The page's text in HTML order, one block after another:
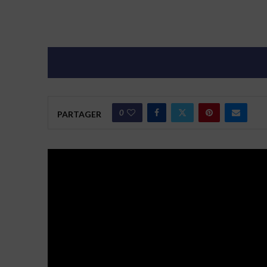
PARTAGER 0